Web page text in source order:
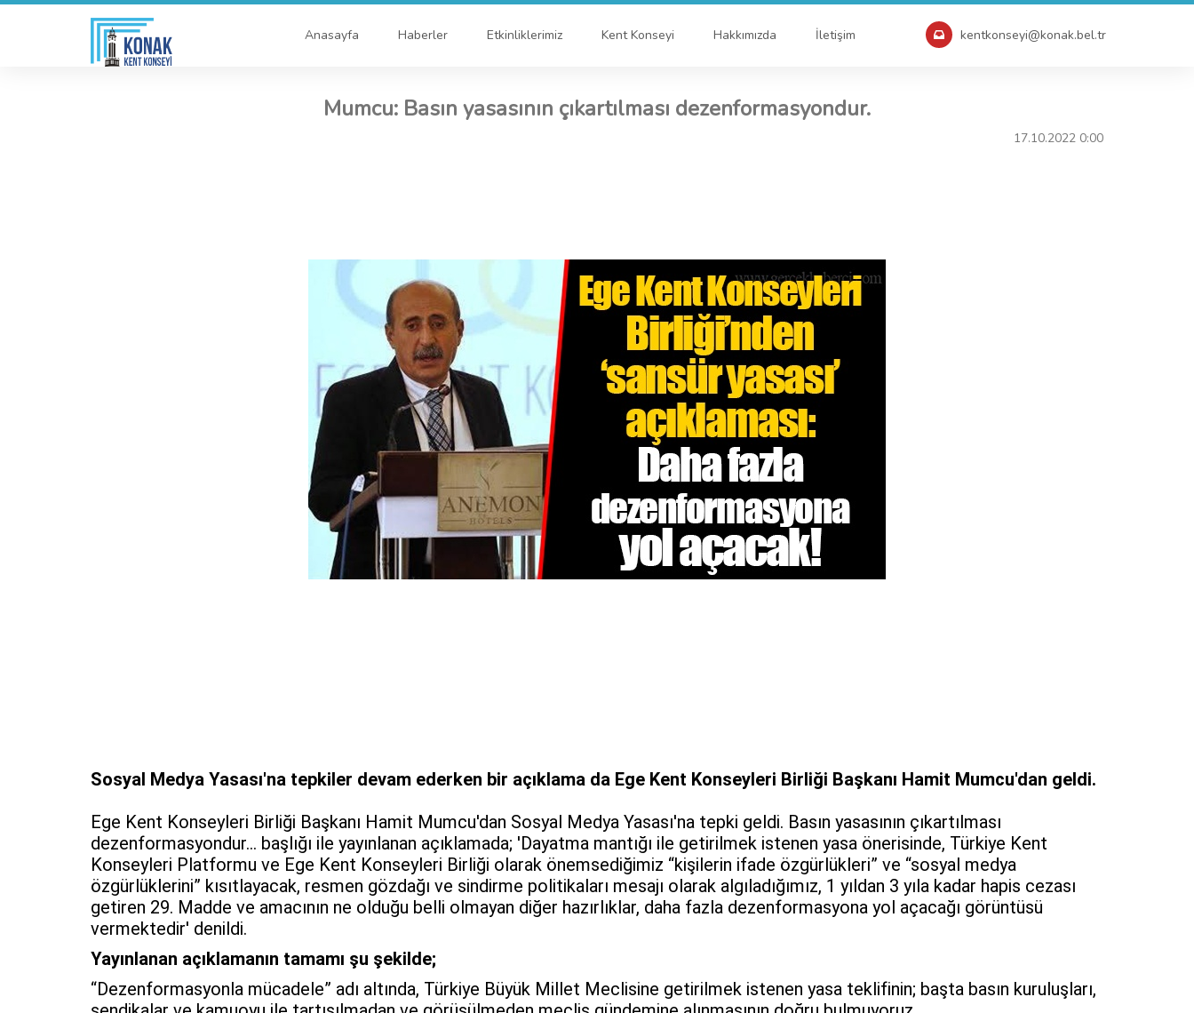
Anasayfa Haberler Etkinliklerimiz Kent Konseyi Hakkımızda İletişim kentkonseyi@konak.bel.tr
Mumcu: Basın yasasının çıkartılması dezenformasyondur.
17.10.2022 0:00
Sosyal Medya Yasası'na tepkiler devam ederken bir açıklama da Ege Kent Konseyleri Birliği Başkanı Hamit Mumcu'dan geldi.
Ege Kent Konseyleri Birliği Başkanı Hamit Mumcu'dan Sosyal Medya Yasası'na tepki geldi. Basın yasasının çıkartılması
dezenformasyondur... başlığı ile yayınlanan açıklamada; 'Dayatma mantığı ile getirilmek istenen yasa önerisinde, Türkiye Kent
Konseyleri Platformu ve Ege Kent Konseyleri Birliği olarak önemsediğimiz “kişilerin ifade özgürlükleri” ve “sosyal medya
özgürlüklerini” kısıtlayacak, resmen gözdağı ve sindirme politikaları mesajı olarak algıladığımız, 1 yıldan 3 yıla kadar hapis cezası
getiren 29. Madde ve amacının ne olduğu belli olmayan diğer hazırlıklar, daha fazla dezenformasyona yol açacağı görüntüsü
vermektedir' denildi.
Yayınlanan açıklamanın tamamı şu şekilde;
“Dezenformasyonla mücadele” adı altında, Türkiye Büyük Millet Meclisine getirilmek istenen yasa teklifinin; başta basın kuruluşları,